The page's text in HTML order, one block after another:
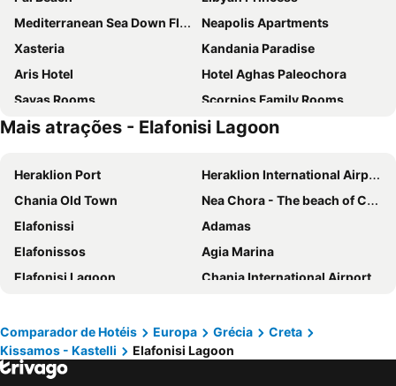
Mediterranean Sea Down Floor
Neapolis Apartments
Xasteria
Kandania Paradise
Aris Hotel
Hotel Aghas Paleochora
Savas Rooms
Scorpios Family Rooms
Glykeria Hotel
Serenity Hideaway
Mais atrações - Elafonisi Lagoon
Heraklion Port
Heraklion International Airport
Chania Old Town
Nea Chora - The beach of Chania
Elafonissi
Adamas
Elafonissos
Agia Marina
Elafonisi Lagoon
Chania International Airport
Port of Hersonissos
Balos
Beach of Stalos
Simos Beach
Nea Chora - Synoikia
Comparador de Hotéis Europa Grécia
Creta
Kissamos - Kastelli
Elafonisi Lagoon